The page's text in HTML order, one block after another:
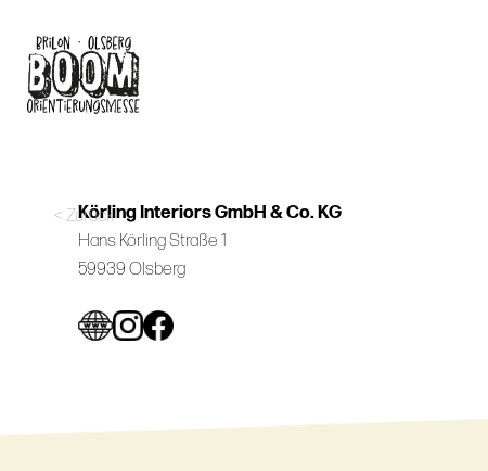
content
< Zurück
Körling Interiors GmbH & Co. KG
Hans Körling Straße 1
59939 Olsberg